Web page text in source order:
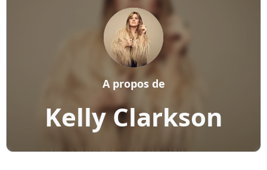
Kelly Clarkson
A propos de